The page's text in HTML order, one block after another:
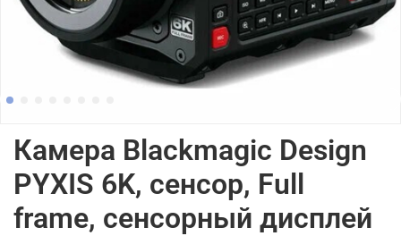
Камера Blackmagic Design
PYXIS 6K, сенсор, Full
frame, сенсорный дисплей